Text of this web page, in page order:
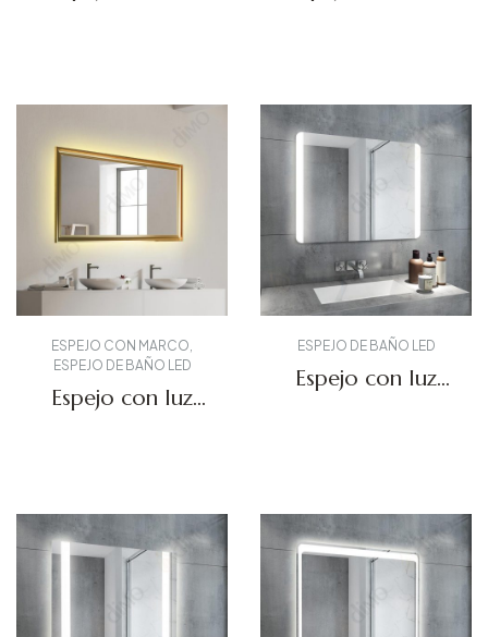
ESPEJO CON MARCO,
ESPEJO DE BAÑO LED
Espejo con luz
ESPEJO DE BAÑO LED
Espejo con luz